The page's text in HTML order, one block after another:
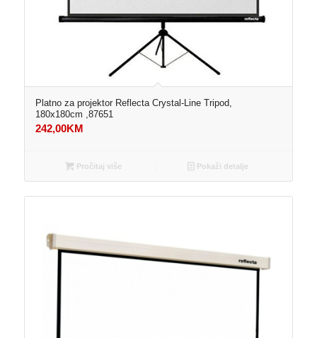
Platno za projektor Reflecta Crystal-Line Tripod,
180x180cm ,87651
242,00KM
Pročitaj više Pokaži detalje